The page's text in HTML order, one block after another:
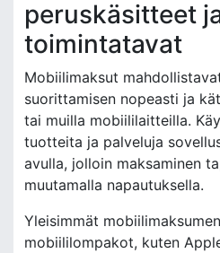
peruskäsitteet
toimintatavat
Mobiilimaksut
suorittamisen nopeasti ja
tai muilla mobiililaitteilla.
tuotteita ja palveluja
avulla, jolloin maksaminen
muutamalla napautuksella.
Yleisimmät
mobiililompakot, kuten